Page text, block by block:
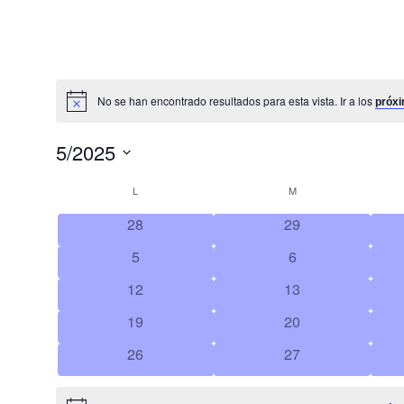
Aviso No se han encontrado resultados para esta vista. Ir a los
5/2025
Calendario
L M
tiene
eventos,
28
tiene
eventos,
29
tiene
eventos,
5
tiene
eventos,
6
tiene
eventos,
12
tiene
eventos,
13
tiene
eventos,
19
tiene
eventos,
20
tiene
0
26
tiene
0
27